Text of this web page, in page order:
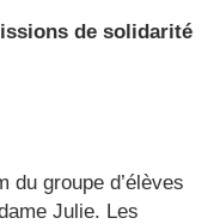
de solidarité
du groupe d’élèves
Julie. Les